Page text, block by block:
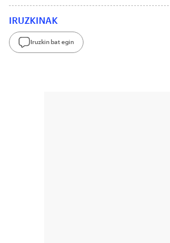
IRUZKINAK
Iruzkin bat egin